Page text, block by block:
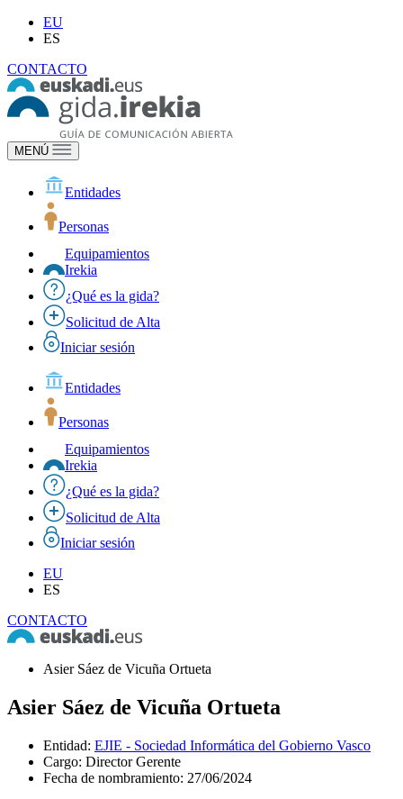
EU
ES
CONTACTO
MENÚ
Entidades
Personas
Equipamientos
Irekia
¿Qué es la gida?
Solicitud de Alta
Iniciar sesión
Entidades
Personas
Equipamientos
Irekia
¿Qué es la gida?
Solicitud de Alta
Iniciar sesión
EU
ES
CONTACTO
Asier Sáez de Vicuña Ortueta
Asier Sáez de Vicuña Ortueta
Entidad: EJIE - Sociedad Informática del Gobierno Vasco
Cargo: Director Gerente
Fecha de nombramiento: 27/06/2024